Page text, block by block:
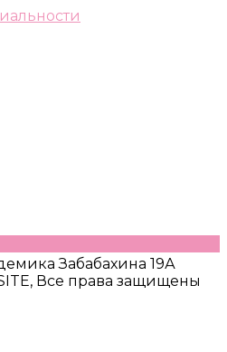
Забабахина 19А
Все права защищены